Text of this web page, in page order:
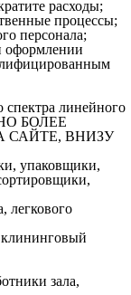
расходы;
процессы;
персонала;
оформлении
линейного
(НО БОЛЕЕ
САЙТЕ, ВНИЗУ
упаковщики,
легкового
зала,